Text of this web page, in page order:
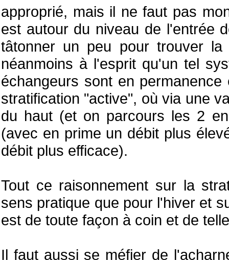
approprié, mais il ne faut pas
est autour du niveau de l'entrée
tâtonner un peu pour trouver
néanmoins à l'esprit qu'un tel
échangeurs sont en
stratification "active", où via une
du haut (et on parcours les 2
(avec en prime un débit plus
débit plus efficace).
Tout ce raisonnement sur la
sens pratique que pour l'hiver et
est de toute façon à coin et de
Il faut aussi se méfier de